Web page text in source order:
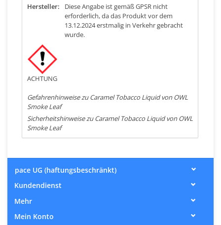
Hersteller:
Diese Angabe ist gemäß GPSR nicht
erforderlich, da das Produkt vor dem
13.12.2024 erstmalig in Verkehr gebracht
wurde.
ACHTUNG
Gefahrenhinweise zu Caramel Tobacco Liquid von OWL
Smoke Leaf
Sicherheitshinweise zu Caramel Tobacco Liquid von OWL
Smoke Leaf
pace UG (haftungsbeschränkt)
Kundendienst
Mehr
Mein Konto